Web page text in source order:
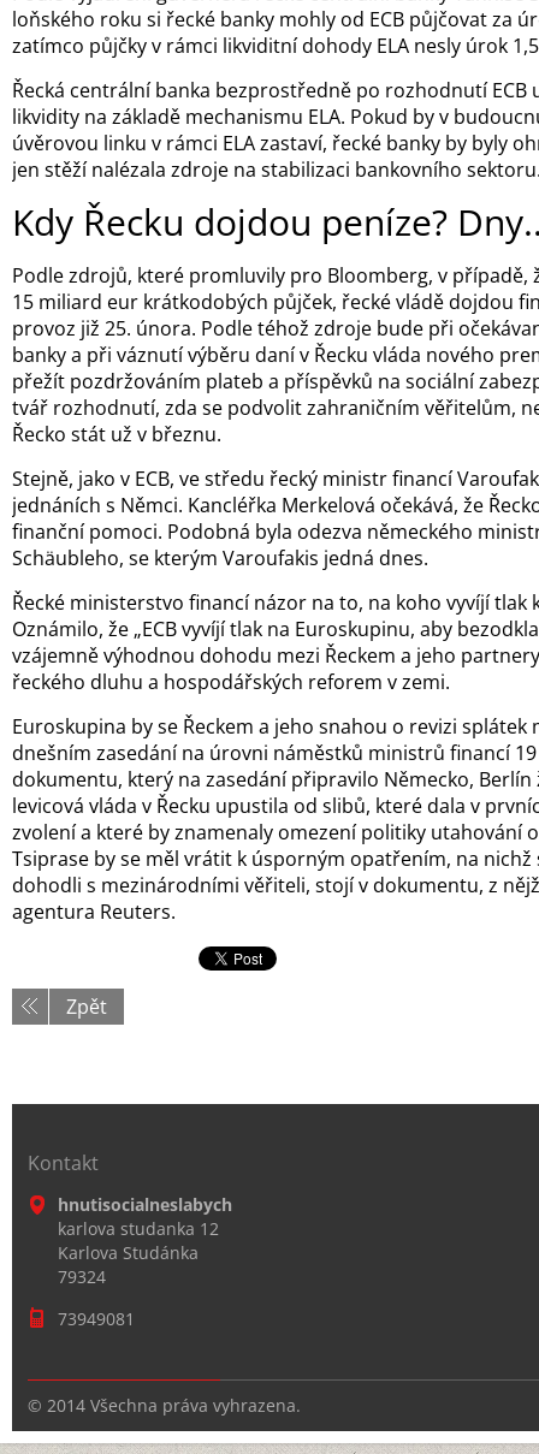
loňského roku si řecké banky mohly od ECB půjčovat za
zatímco půjčky v rámci likviditní dohody ELA nesly úrok
Řecká centrální banka bezprostředně po rozhodnutí ECB
likvidity na základě mechanismu ELA. Pokud by v
úvěrovou linku v rámci ELA zastaví, řecké banky by byly
jen stěží nalézala zdroje na stabilizaci bankovního
Kdy Řecku dojdou peníze?
Podle zdrojů, které promluvily pro Bloomberg, v případě,
15 miliard eur krátkodobých půjček, řecké vládě dojdou
provoz již 25. února. Podle téhož zdroje bude při
banky a při váznutí výběru daní v Řecku vláda nového
přežít pozdržováním plateb a příspěvků na sociální
tvář rozhodnutí, zda se podvolit zahraničním věřitelům,
Řecko stát už v březnu.
Stejně, jako v ECB, ve středu řecký ministr financí
jednáních s Němci. Kancléřka Merkelová očekává, že
finanční pomoci. Podobná byla odezva německého
Schäubleho, se kterým Varoufakis jedná dnes.
Řecké ministerstvo financí názor na to, na koho vyvíjí tlak
Oznámilo, že „ECB vyvíjí tlak na Euroskupinu, aby
vzájemně výhodnou dohodu mezi Řeckem a jeho
řeckého dluhu a hospodářských reforem v zemi.
Euroskupina by se Řeckem a jeho snahou o revizi splátek
dnešním zasedání na úrovni náměstků ministrů financí
dokumentu, který na zasedání připravilo Německo, Berlín
levicová vláda v Řecku upustila od slibů, které dala v
zvolení a které by znamenaly omezení politiky utahování
Tsiprase by se měl vrátit k úsporným opatřením, na
dohodli s mezinárodními věřiteli, stojí v dokumentu, z
agentura Reuters.
Zpět
Kontakt
hnutisocialneslabych
karlova studanka 12
Karlova Studánka
79324
73949081
© 2014 Všechna práva vyhrazena.